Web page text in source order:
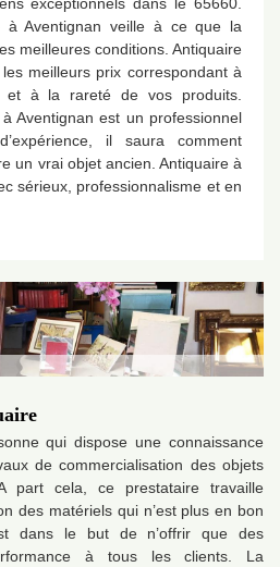
à Aventignan veille à ce que la
meilleures conditions. Antiquaire
meilleurs prix correspondant à
et à la rareté de vos produits.
à Aventignan est un professionnel
il saura comment
un vrai objet ancien. Antiquaire à
sérieux, professionnalisme et en
qui dispose une connaissance
de commercialisation des objets
part cela, ce prestataire travaille
des matériels qui n’est plus en bon
dans le but de n’offrir que des
à tous les clients. La